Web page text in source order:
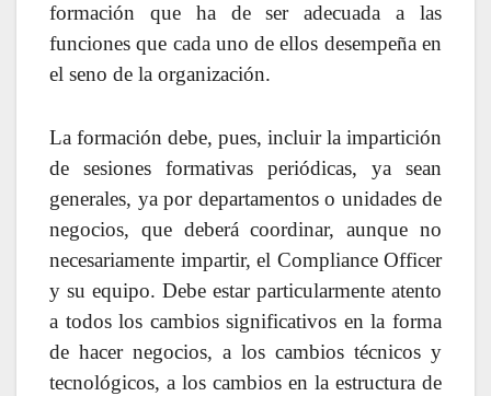
formación que ha de ser adecuada a las
funciones que cada uno de ellos desempeña en
el seno de la organización.
La formación debe, pues, incluir la impartición
de sesiones formativas periódicas, ya sean
generales, ya por departamentos o unidades de
negocios, que deberá coordinar, aunque no
necesariamente impartir, el Compliance Officer
y su equipo. Debe estar particularmente atento
a todos los cambios significativos en la forma
de hacer negocios, a los cambios técnicos y
tecnológicos, a los cambios en la estructura de